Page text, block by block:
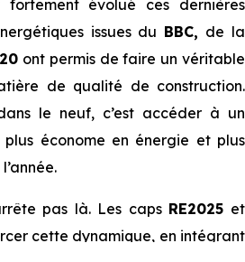
fortement évolué ces dernières
issues du BBC, de la
ont permis de faire un véritable
de qualité de construction.
le neuf, c’est accéder à un
économe en énergie et plus
pas là. Les caps RE2025 et
cette dynamique, en intégrant